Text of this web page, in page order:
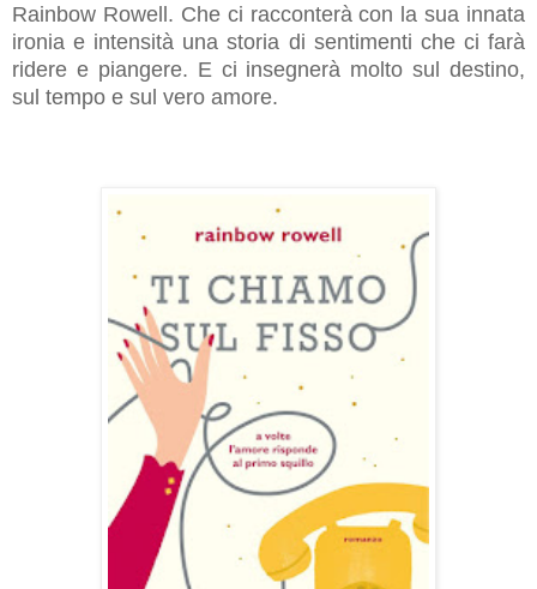
Rainbow Rowell. Che ci racconterà con la sua innata
ironia e intensità una storia di sentimenti che ci farà
ridere e piangere. E ci insegnerà molto sul destino,
sul tempo e sul vero amore.